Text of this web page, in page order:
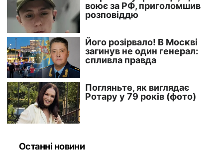
Останні новини